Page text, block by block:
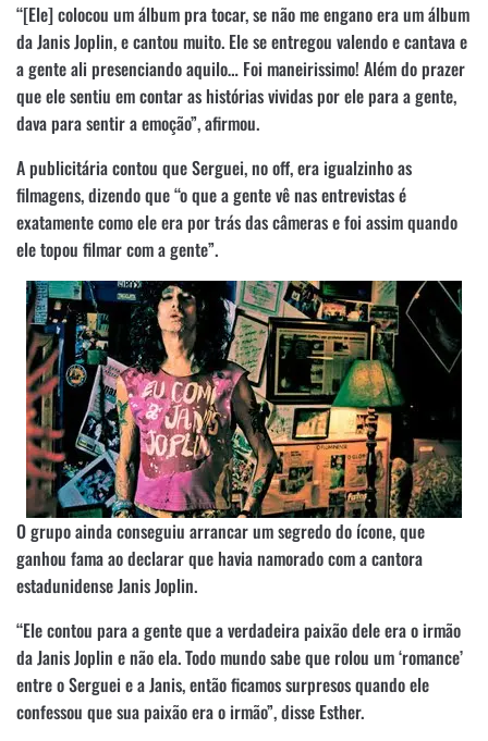
“[Ele] colocou um álbum pra tocar, se não me engano era um álbum
da Janis Joplin, e cantou muito. Ele se entregou valendo e cantava e
a gente ali presenciando aquilo… Foi maneirissimo! Além do prazer
que ele sentiu em contar as histórias vividas por ele para a gente,
dava para sentir a emoção”, afirmou.
A publicitária contou que Serguei, no off, era igualzinho as
filmagens, dizendo que “o que a gente vê nas entrevistas é
exatamente como ele era por trás das câmeras e foi assim quando
ele topou filmar com a gente”.
O grupo ainda conseguiu arrancar um segredo do ícone, que
ganhou fama ao declarar que havia namorado com a cantora
estadunidense Janis Joplin.
“Ele contou para a gente que a verdadeira paixão dele era o irmão
da Janis Joplin e não ela. Todo mundo sabe que rolou um ‘romance’
entre o Serguei e a Janis, então ficamos surpresos quando ele
confessou que sua paixão era o irmão”, disse Esther.